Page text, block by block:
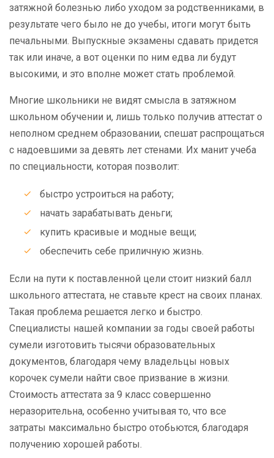
затяжной болезнью либо уходом за родственниками, в
результате чего было не до учебы, итоги могут быть
печальными. Выпускные экзамены сдавать придется
так или иначе, а вот оценки по ним едва ли будут
высокими, и это вполне может стать проблемой.
Многие школьники не видят смысла в затяжном
школьном обучении и, лишь только получив аттестат о
неполном среднем образовании, спешат распрощаться
с надоевшими за девять лет стенами. Их манит учеба
по специальности, которая позволит:
быстро устроиться на работу;
начать зарабатывать деньги;
купить красивые и модные вещи;
обеспечить себе приличную жизнь.
Если на пути к поставленной цели стоит низкий балл
школьного аттестата, не ставьте крест на своих планах.
Такая проблема решается легко и быстро.
Специалисты нашей компании за годы своей работы
сумели изготовить тысячи образовательных
документов, благодаря чему владельцы новых
корочек сумели найти свое призвание в жизни.
Стоимость аттестата за 9 класс совершенно
неразорительна, особенно учитывая то, что все
затраты максимально быстро отобьются, благодаря
получению хорошей работы.